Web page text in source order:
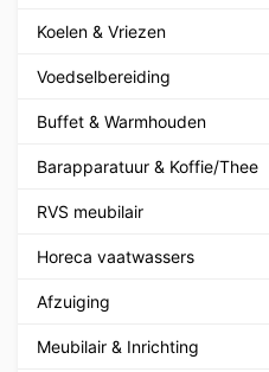
Koelen & Vriezen
Voedselbereiding
Buffet & Warmhouden
Barapparatuur & Koffie/Thee
RVS meubilair
Horeca vaatwassers
Afzuiging
Meubilair & Inrichting